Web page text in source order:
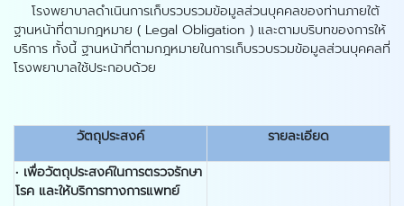
โรงพยาบาลดำเนินการเก็บรวบรวมข้อมูลส่วนบุคคลของท่านภายใต้
ฐานหน้าที่ตามกฎหมาย ( Legal Obligation ) และตามบริบทของการให้
บริการ ทั้งนี้ ฐานหน้าที่ตามกฎหมายในการเก็บรวบรวมข้อมูลส่วนบุคคลที่
โรงพยาบาลใช้ประกอบด้วย
วัตถุประสงค์
รายละเอียด
• เพื่อวัตถุประสงค์ในการตรวจรักษา
โรค และให้บริการทางการแพทย์